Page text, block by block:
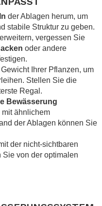
der Ablagen herum, um
stabile Struktur zu geben.
vergessen Sie
oder andere
Ihrer Pflanzen, um
Stellen Sie die
Regal.
Bewässerung
ähnlichem
der Ablagen können Sie
der nicht-sichtbaren
Sie von der optimalen